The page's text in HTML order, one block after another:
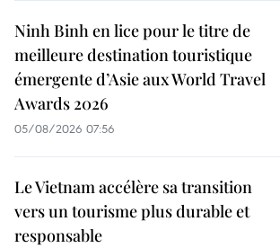
Ninh Binh en lice pour le titre de
meilleure destination touristique
émergente d’Asie aux World Travel
Awards 2026
05/08/2026 07:56
Le Vietnam accélère sa transition
vers un tourisme plus durable et
responsable